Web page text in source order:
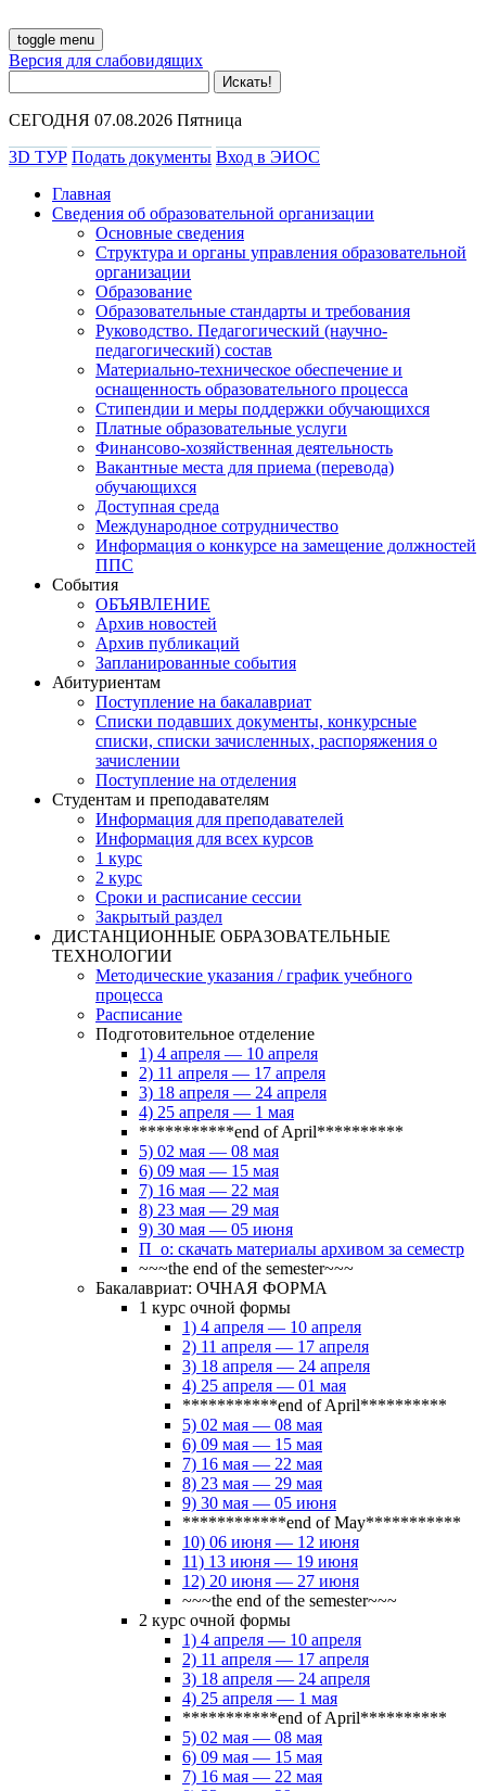
toggle menu
Версия для слабовидящих
СЕГОДНЯ 07.08.2026 Пятница
3D ТУР Подать документы Вход в ЭИОС
Главная
Сведения об образовательной организации
Основные сведения
Структура и органы управления образовательной
организации
Образование
Образовательные стандарты и требования
Руководство. Педагогический (научно-
педагогический) состав
Материально-техническое обеспечение и
оснащенность образовательного процесса
Стипендии и меры поддержки обучающихся
Платные образовательные услуги
Финансово-хозяйственная деятельность
Вакантные места для приема (перевода)
обучающихся
Доступная среда
Международное сотрудничество
Информация о конкурсе на замещение должностей
ППС
События
ОБЪЯВЛЕНИЕ
Архив новостей
Архив публикаций
Запланированные события
Абитуриентам
Поступление на бакалавриат
Списки подавших документы, конкурсные
списки, списки зачисленных, распоряжения о
зачислении
Поступление на отделения
Студентам и преподавателям
Информация для преподавателей
Информация для всех курсов
1 курс
2 курс
Сроки и расписание сессии
Закрытый раздел
ДИСТАНЦИОННЫЕ ОБРАЗОВАТЕЛЬНЫЕ
ТЕХНОЛОГИИ
Методические указания / график учебного
процесса
Расписание
Подготовительное отделение
1) 4 апреля — 10 апреля
2) 11 апреля — 17 апреля
3) 18 апреля — 24 апреля
4) 25 апреля — 1 мая
***********end of April**********
5) 02 мая — 08 мая
6) 09 мая — 15 мая
7) 16 мая — 22 мая
8) 23 мая — 29 мая
9) 30 мая — 05 июня
П_о: скачать материалы архивом за семестр
~~~the end of the semester~~~
Бакалавриат: ОЧНАЯ ФОРМА
1 курс очной формы
1) 4 апреля — 10 апреля
2) 11 апреля — 17 апреля
3) 18 апреля — 24 апреля
4) 25 апреля — 01 мая
***********end of April**********
5) 02 мая — 08 мая
6) 09 мая — 15 мая
7) 16 мая — 22 мая
8) 23 мая — 29 мая
9) 30 мая — 05 июня
************end of May***********
10) 06 июня — 12 июня
11) 13 июня — 19 июня
12) 20 июня — 27 июня
~~~the end of the semester~~~
2 курс очной формы
1) 4 апреля — 10 апреля
2) 11 апреля — 17 апреля
3) 18 апреля — 24 апреля
4) 25 апреля — 1 мая
***********end of April**********
5) 02 мая — 08 мая
6) 09 мая — 15 мая
7) 16 мая — 22 мая